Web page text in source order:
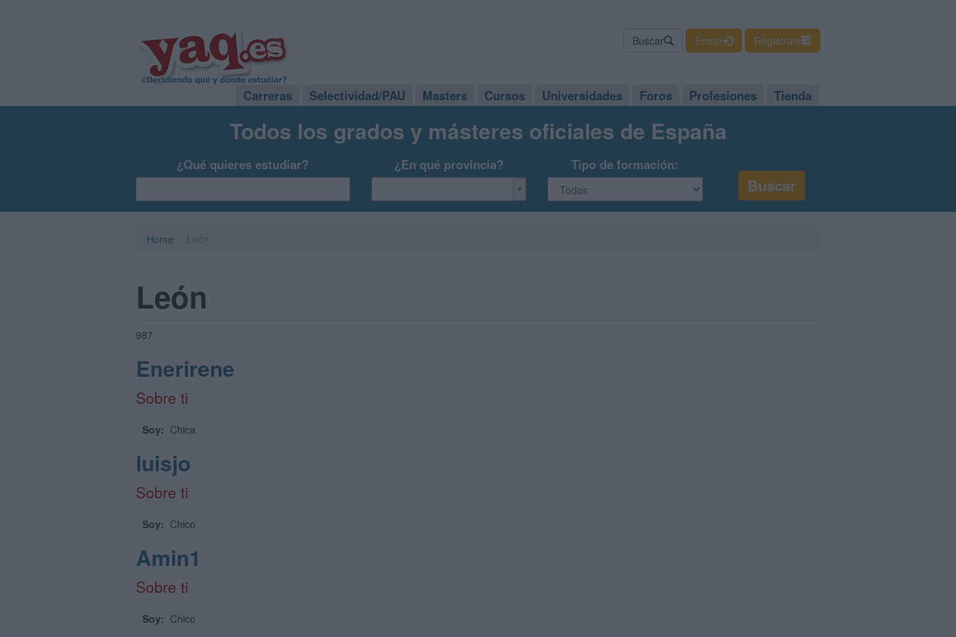
Buscar Entrar Regístrate
Carreras Selectividad/PAU Masters Cursos Universidades Foros Profesiones Tienda
Todos los grados y másteres oficiales de España
¿Qué quieres estudiar? ¿En qué provincia? Tipo de formación:
Home
León
987
Enerirene
Sobre ti
Soy: Chica
luisjo
Sobre ti
Soy: Chico
Amin1
Sobre ti
Soy: Chico